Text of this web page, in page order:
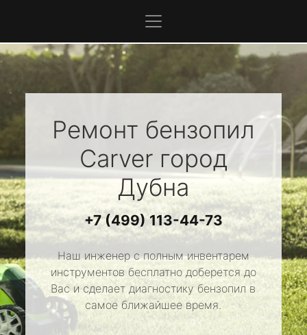
Ремонт бензопил
Carverгород
Дубна
+7 (499) 113-44-73
Наш инженер с полным инвентарем
инструментов бесплатно доберется до
Вас и сделает диагностику бензопил в
самое ближайшее время.